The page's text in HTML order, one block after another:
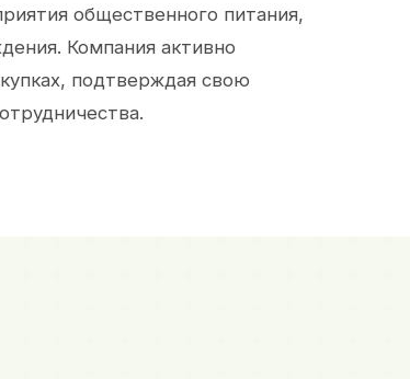
общественного питания,
Компания активно
подтверждая свою